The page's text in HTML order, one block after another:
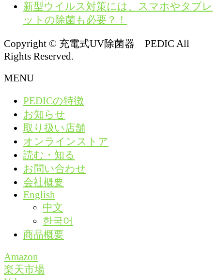
新型ウイルス対策には、スマホやタブレ
ットの除菌も必要？！
Copyright © 充電式UV除菌器 PEDIC All
Rights Reserved.
MENU
PEDICの特徴
お知らせ
取り扱い店舗
オンラインストア
読む・知る
お問い合わせ
会社概要
English
中文
한국어
商品概要
Amazon
楽天市場